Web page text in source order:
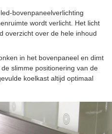
bovenpaneelverlichting
wordt verlicht. Het licht
overzicht over de hele inhoud
in het bovenpaneel en dimt
slimme positionering van de
koelkast altijd optimaal